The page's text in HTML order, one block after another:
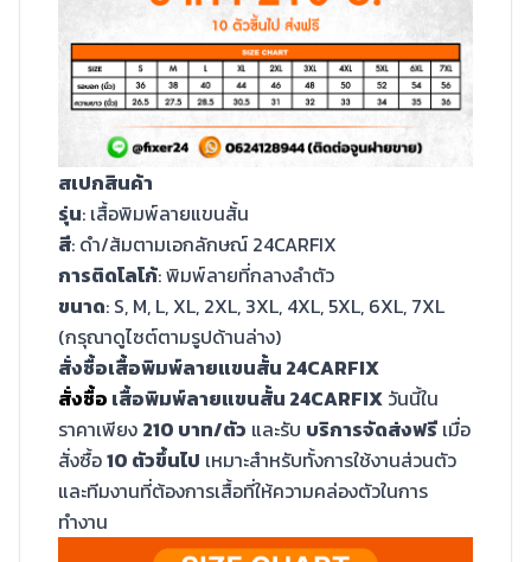
สเปกสินค้า
รุ่น: เสื้อพิมพ์ลายแขนสั้น
สี: ดำ/ส้มตามเอกลักษณ์ 24CARFIX
การติดโลโก้: พิมพ์ลายที่กลางลำตัว
ขนาด: S, M, L, XL, 2XL, 3XL, 4XL, 5XL, 6XL, 7XL
(กรุณาดูไซต์ตามรูปด้านล่าง)
สั่งซื้อเสื้อพิมพ์ลายแขนสั้น 24CARFIX
สั่งซื้อ เสื้อพิมพ์ลายแขนสั้น 24CARFIX วันนี้ใน
ราคาเพียง 210 บาท/ตัว และรับ บริการจัดส่งฟรี เมื่อ
สั่งซื้อ10 ตัวขึ้นไป เหมาะสำหรับทั้งการใช้งานส่วนตัว
และทีมงานที่ต้องการเสื้อที่ให้ความคล่องตัวในการ
ทำงาน